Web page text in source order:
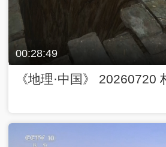
00:28:49
《地理·中国》 20260720